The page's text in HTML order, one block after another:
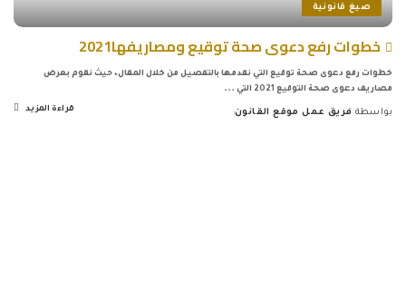
صيغ قانونية
خطوات رفع دعوى صحة توقيع ومصاريفها2021
خطوات رفع دعوى صحة توقيع التي نقدمها بالتفصيل من خلال المقال، حيث نقوم بعرض
مصاريف دعوى صحة التوقيع 2021 التي
...
Posted
بواسطة فريق عمل موقع القانون قراءة المزيد